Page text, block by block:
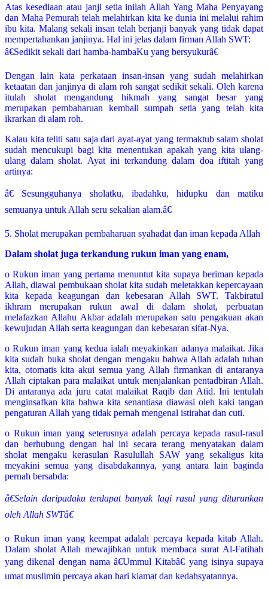
Atas kesediaan atau janji setia inilah Allah Yang Maha Penyayang
dan Maha Pemurah telah melahirkan kita ke dunia ini melalui rahim
ibu kita. Malang sekali insan telah berjanji banyak yang tidak dapat
mempertahankan janjinya. Hal ini jelas dalam firman Allah SWT:
â€Sedikit sekali dari hamba-hambaKu yang bersyukurâ€
Dengan lain kata perkataan insan-insan yang sudah melahirkan
ketaatan dan janjinya di alam roh sangat sedikit sekali. Oleh karena
itulah sholat mengandung hikmah yang sangat besar yang
merupakan pembaharuan kembali sumpah setia yang telah kita
ikrarkan di alam roh.
Kalau kita teliti satu saja dari ayat-ayat yang termaktub salam sholat
sudah mencukupi bagi kita menentukan apakah yang kita ulang-
ulang dalam sholat. Ayat ini terkandung dalam doa iftitah yang
artinya:
â€ Sesungguhanya sholatku, ibadahku, hidupku dan matiku
semuanya untuk Allah seru sekalian alam.â€
5. Sholat merupakan pembaharuan syahadat dan iman kepada Allah
Dalam sholat juga terkandung rukun iman yang enam,
o Rukun iman yang pertama menuntut kita supaya beriman kepada
Allah, diawal pembukaan sholat kita sudah meletakkan kepercayaan
kita kepada keagungan dan kebesaran Allah SWT. Takbiratul
ikhram merupakan rukun awal di dalam sholat, perbuatan
melafazkan Allahu Akbar adalah merupakan satu pengakuan akan
kewujudan Allah serta keagungan dan kebesaran sifat-Nya.
o Rukun iman yang kedua ialah meyakinkan adanya malaikat. Jika
kita sudah buka sholat dengan mengaku bahwa Allah adalah tuhan
kita, otomatis kita akui semua yang Allah firmankan di antaranya
Allah ciptakan para malaikat untuk menjalankan pentadbiran Allah.
Di antaranya ada juru catat malaikat Raqib dan Atid. Ini tentulah
menginsafkan kita bahwa kita senantiasa diawasi oleh kaki tangan
pengaturan Allah yang tidak pernah mengenal istirahat dan cuti.
o Rukun iman yang seterusnya adalah percaya kepada rasul-rasul
dan berhubung dengan hal ini secara terang menyatakan dalam
sholat mengaku kerasulan Rasulullah SAW yang sekaligus kita
meyakini semua yang disabdakannya, yang antara lain baginda
pernah bersabda:
â€Selain daripadaku terdapat banyak lagi rasul yang diturunkan
oleh Allah SWTâ€
o Rukun iman yang keempat adalah percaya kepada kitab Allah.
Dalam sholat Allah mewajibkan untuk membaca surat Al-Fatihah
yang dikenal dengan nama â€Ummul Kitabâ€ yang isinya supaya
umat muslimin percaya akan hari kiamat dan kedahsyatannya.